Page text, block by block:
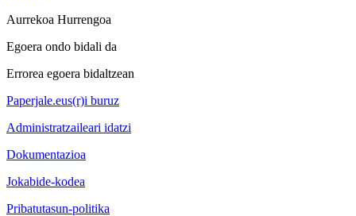
Aurrekoa Hurrengoa
Egoera ondo bidali da
Errorea egoera bidaltzean
Paperjale.eus(r)i buruz
Administratzaileari idatzi
Dokumentazioa
Jokabide-kodea
Pribatutasun-politika